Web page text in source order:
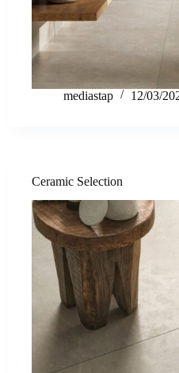
mediastap 12/03/
Ceramic Selection